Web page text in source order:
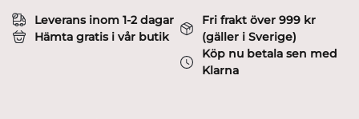
Design
Bertil
Leverans inom 1-2 dagar
Hämta gratis i vår butik
Fri frakt över 999 kr
(gäller i Sverige)
Köp nu betala sen med
Klarna